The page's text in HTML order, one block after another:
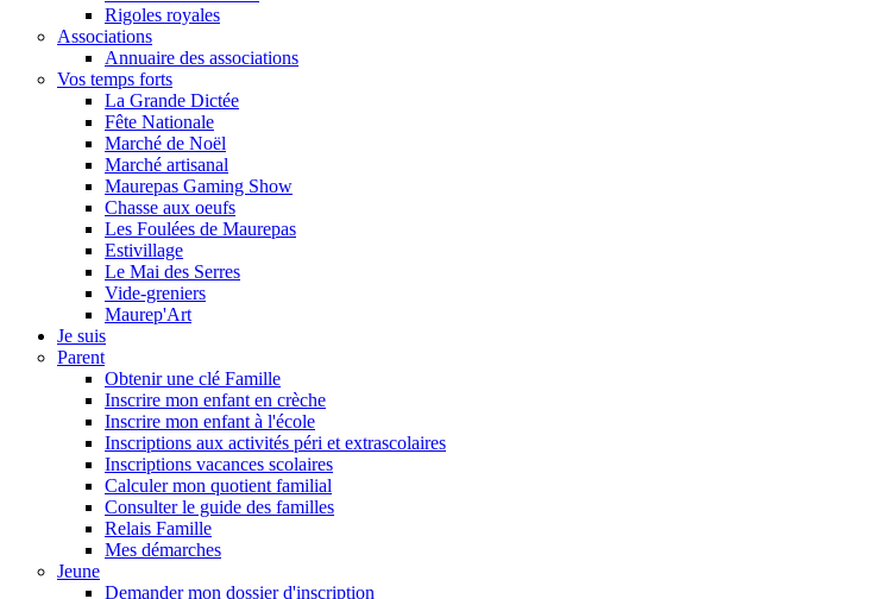
Rigoles royales
Associations
Annuaire des associations
Vos temps forts
La Grande Dictée
Fête Nationale
Marché de Noël
Marché artisanal
Maurepas Gaming Show
Chasse aux oeufs
Les Foulées de Maurepas
Estivillage
Le Mai des Serres
Vide-greniers
Maurep'Art
Je suis
Parent
Obtenir une clé Famille
Inscrire mon enfant en crèche
Inscrire mon enfant à l'école
Inscriptions aux activités péri et extrascolaires
Inscriptions vacances scolaires
Calculer mon quotient familial
Consulter le guide des familles
Relais Famille
Mes démarches
Jeune
Demander mon dossier d'inscription